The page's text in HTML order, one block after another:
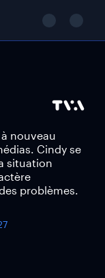
nouveau
Cindy se
situation
problèmes.